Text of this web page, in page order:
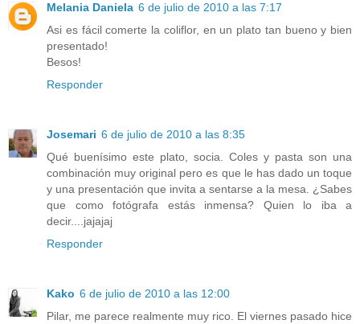
Melania Daniela 6 de julio de 2010 a las 7:17
Asi es fácil comerte la coliflor, en un plato tan bueno y bien
presentado!
Besos!
Responder
Josemari 6 de julio de 2010 a las 8:35
Qué buenísimo este plato, socia. Coles y pasta son una
combinación muy original pero es que le has dado un toque
y una presentación que invita a sentarse a la mesa. ¿Sabes
que como fotógrafa estás inmensa? Quien lo iba a
decir....jajajaj
Responder
Kako 6 de julio de 2010 a las 12:00
Pilar, me parece realmente muy rico. El viernes pasado hice